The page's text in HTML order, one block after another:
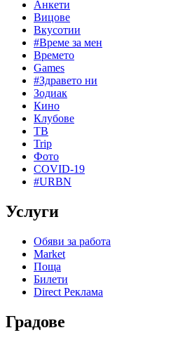
Анкети
Вицове
Вкусотии
#Време за мен
Времето
Games
#Здравето ни
Зодиак
Кино
Клубове
ТВ
Trip
Фото
COVID-19
#URBN
Услуги
Обяви за работа
Market
Поща
Билети
Direct Реклама
Градове